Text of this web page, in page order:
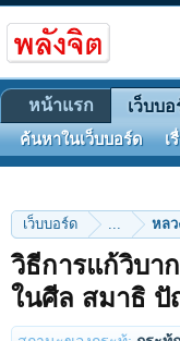
เว็บบอร์ด ... หล
วิธีการแก้วิบา
ในศีล สมาธิ
หน้าแรก เว็บบ
ค้นหาในเว็บบอร์ด เ